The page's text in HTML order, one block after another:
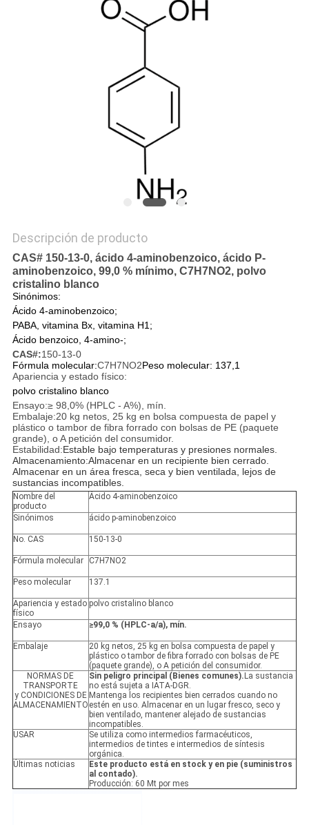
Descripción de producto
CAS# 150-13-0, ácido 4-aminobenzoico, ácido P-
aminobenzoico, 99,0 % mínimo, C7H7NO2, polvo
cristalino blanco
Sinónimos:
Ácido 4-aminobenzoico;
PABA, vitamina Bx, vitamina H1;
Ácido benzoico, 4-amino-;
CAS#:150-13-0
Fórmula molecular:C7H7NO2Peso molecular: 137,1
Apariencia y estado físico:
polvo cristalino blanco
Ensayo:≥ 98,0% (HPLC - A%), mín.
Embalaje:20 kg netos, 25 kg en bolsa compuesta de papel y
plástico o tambor de fibra forrado con bolsas de PE (paquete
grande), o A petición del consumidor.
Estabilidad:Estable bajo temperaturas y presiones normales.
Almacenamiento:Almacenar en un recipiente bien cerrado.
Almacenar en un área fresca, seca y bien ventilada, lejos de
sustancias incompatibles.
Nombre del
producto
Ácido 4-aminobenzoico
Sinónimos ácido p-aminobenzoico
No. CAS 150-13-0
Fórmula molecular C7H7NO2
Peso molecular 137.1
Apariencia y estado
físico
polvo cristalino blanco
Ensayo ≥99,0 % (HPLC-a/a), mín.
Embalaje
20 kg netos, 25 kg en bolsa compuesta de papel y
plástico o tambor de fibra forrado con bolsas de PE
(paquete grande), o A petición del consumidor.
NORMAS DE
TRANSPORTE
y CONDICIONES DE
ALMACENAMIENTO
Sin peligro principal (Bienes comunes). La sustancia
no está sujeta a IATA-DGR.
Mantenga los recipientes bien cerrados cuando no
estén en uso. Almacenar en un lugar fresco, seco y
bien ventilado, mantener alejado de sustancias
incompatibles.
USAR
Se utiliza como intermedios farmacéuticos,
intermedios de tintes e intermedios de síntesis
orgánica.
Últimas noticias
Este producto está en stock y en pie (suministros
al contado).
Producción: 60 Mt por mes